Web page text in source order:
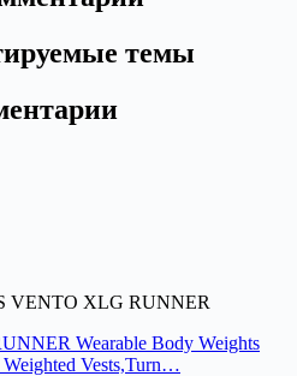
темы
VENTO XLG RUNNER
Wearable Body Weights
Weighted Vests,Turn…